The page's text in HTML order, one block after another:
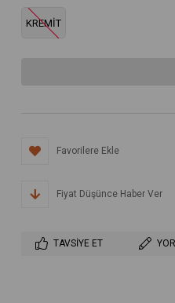
KREMİT
Favorilere Ekle
Fiyat Düşünce Haber Ver
TAVSIYE ET